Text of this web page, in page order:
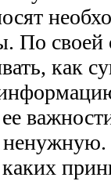
По
как
ненужную.